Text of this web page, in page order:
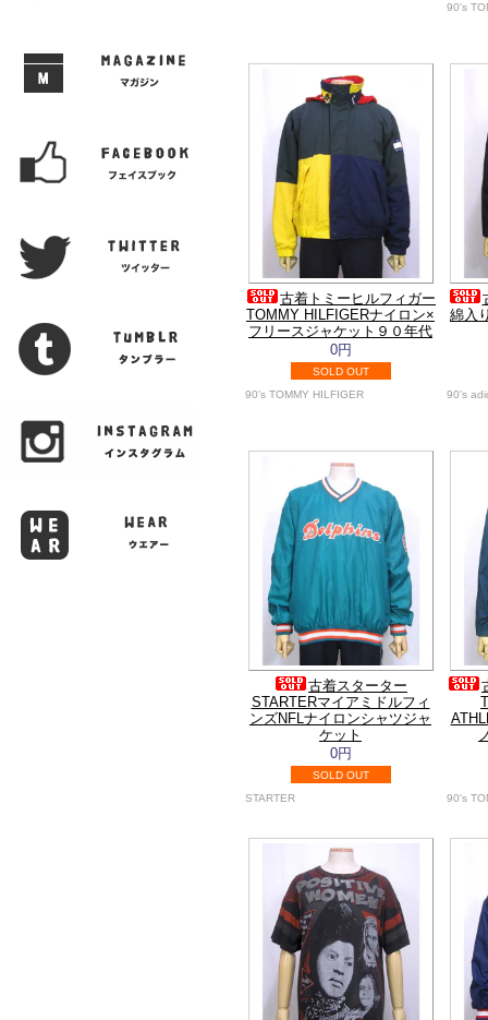
90's
古着トミーヒルフィガー
TOMMY HILFIGERナイロン×
フリースジャケット９０年代
0円
SOLD OUT
90's TOMMY HILFIGER
綿入
90's
古着スターター
STARTERマイアミドルフィ
ンズNFLナイロンシャツジャ
ケット
0円
SOLD OUT
STARTER
90's